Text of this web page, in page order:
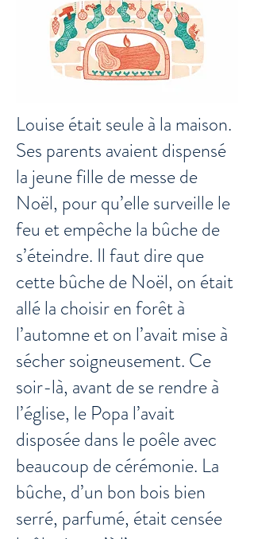
Louise était seule à la maison.
Ses parents avaient dispensé
la jeune fille de messe de
Noël, pour qu’elle surveille le
feu et empêche la bûche de
s’éteindre. Il faut dire que
cette bûche de Noël, on était
allé la choisir en forêt à
l’automne et on l’avait mise à
sécher soigneusement. Ce
soir-là, avant de se rendre à
l’église, le Popa l’avait
disposée dans le poêle avec
beaucoup de cérémonie. La
bûche, d’un bon bois bien
serré, parfumé, était censée